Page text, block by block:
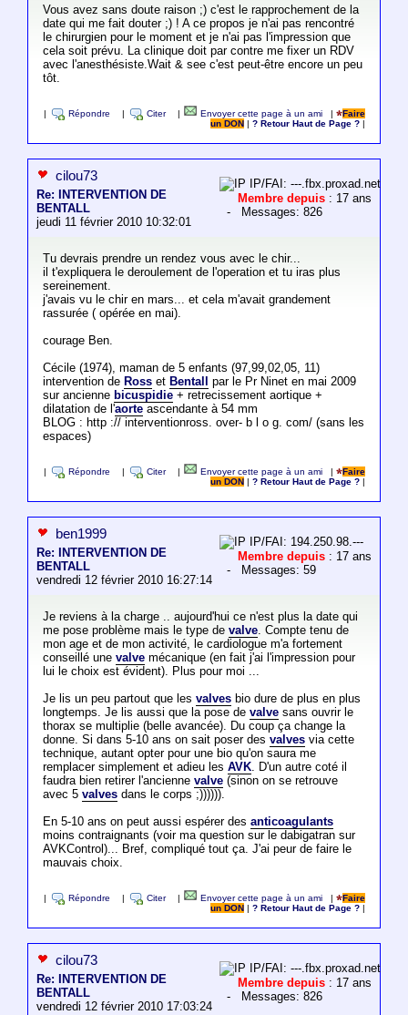
Vous avez sans doute raison ;) c'est le rapprochement de la
date qui me fait douter ;) ! A ce propos je n'ai pas rencontré
le chirurgien pour le moment et je n'ai pas l'impression que
cela soit prévu. La clinique doit par contre me fixer un RDV
avec l'anesthésiste.Wait & see c'est peut-être encore un peu
tôt.
Répondre Citer Envoyer cette page à un ami |
Faire
un DON
|? Retour Haut de Page ?
cilou73
Re: INTERVENTION DE
BENTALL
jeudi 11 février 2010 10:32:01
IP/FAI: ---.fbx.proxad.net
Membre depuis : 17 ans
- Messages: 826
Tu devrais prendre un rendez vous avec le chir...
il t'expliquera le deroulement de l'operation et tu iras plus
sereinement.
j'avais vu le chir en mars... et cela m'avait grandement
rassurée ( opérée en mai).
courage Ben.
Cécile (1974), maman de 5 enfants (97,99,02,05, 11)
intervention de Rosset Bentall
par le Pr Ninet en mai 2009
sur ancienne bicuspidie+ retrecissement aortique +
dilatation de l'aorteascendante à 54 mm
BLOG : http :// interventionross. over- b l o g. com/ (sans les
espaces)
Répondre Citer Envoyer cette page à un ami |
Faire
un DON
|? Retour Haut de Page ?
ben1999
Re: INTERVENTION DE
BENTALL
vendredi 12 février 2010 16:27:14
IP/FAI: 194.250.98.---
Membre depuis : 17 ans
- Messages: 59
Je reviens à la charge .. aujourd'hui ce n'est plus la date qui
me pose problème mais le type de valve. Compte tenu de
mon age et de mon activité, le cardiologue m'a fortement
conseillé une valvemécanique (en fait j'ai l'impression pour
lui le choix est évident). Plus pour moi ...
Je lis un peu partout que les valvesbio dure de plus en plus
longtemps. Je lis aussi que la pose de valvesans ouvrir le
thorax se multiplie (belle avancée). Du coup ça change la
donne. Si dans 5-10 ans on sait poser des valvesvia cette
technique, autant opter pour une bio qu'on saura me
remplacer simplement et adieu les AVK. D'un autre coté il
faudra bien retirer l'ancienne valve(sinon on se retrouve
avec 5 valvesdans le corps ;)))))).
En 5-10 ans on peut aussi espérer des anticoagulants
moins contraignants (voir ma question sur le dabigatran sur
AVKControl)... Bref, compliqué tout ça. J'ai peur de faire le
mauvais choix.
Répondre Citer Envoyer cette page à un ami |
Faire
un DON
|? Retour Haut de Page ?
cilou73
Re: INTERVENTION DE
BENTALL
vendredi 12 février 2010 17:03:24
IP/FAI: ---.fbx.proxad.net
Membre depuis : 17 ans
- Messages: 826